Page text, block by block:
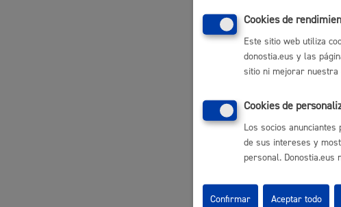
Otra
Si es la primera
se imparta en ese
Euskaltegis
Berri, Antigua)
Cookies de
Este sitio web utiliza
donostia.eus y las
sitio ni mejorar nuestra
Cookies de
Los socios
de sus intereses y
personal. Donostia.eus
Confirmar Aceptar todo